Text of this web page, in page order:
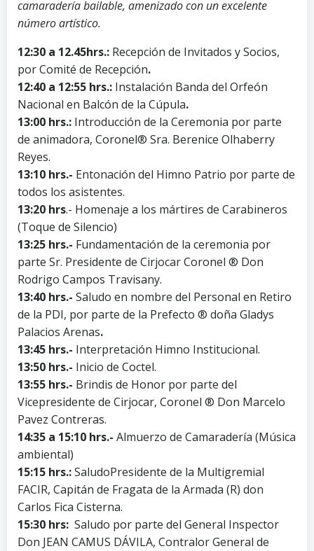
camaradería bailable, amenizado con un excelente
número artístico.
12:30 a 12.45hrs.: Recepción de Invitados y Socios,
por Comité de Recepción.
12:40 a 12:55 hrs.: Instalación Banda del Orfeón
Nacional en Balcón de la Cúpula.
13:00 hrs.: Introducción de la Ceremonia por parte
de animadora, Coronel® Sra. Berenice Olhaberry
Reyes.
13:10 hrs.- Entonación del Himno Patrio por parte de
todos los asistentes.
13:20 hrs.- Homenaje a los mártires de Carabineros
(Toque de Silencio)
13:25 hrs.- Fundamentación de la ceremonia por
parte Sr. Presidente de Cirjocar Coronel ® Don
Rodrigo Campos Travisany.
13:40 hrs.- Saludo en nombre del Personal en Retiro
de la PDI, por parte de la Prefecto ® doña Gladys
Palacios Arenas.
13:45 hrs.- Interpretación Himno Institucional.
13:50 hrs.- Inicio de Coctel.
13:55 hrs.- Brindis de Honor por parte del
Vicepresidente de Cirjocar, Coronel ® Don Marcelo
Pavez Contreras.
14:35 a 15:10 hrs.- Almuerzo de Camaradería (Música
ambiental)
15:15 hrs.:SaludoPresidente de la Multigremial
FACIR, Capitán de Fragata de la Armada (R) don
Carlos Fica Cisterna.
15:30 hrs: Saludo por parte del General Inspector
Don JEAN CAMUS DÁVILA, Contralor General de